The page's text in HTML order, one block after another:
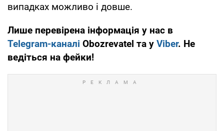
випадках можливо і довше.
Лише перевірена інформація у нас в
Telegram-каналі Obozrevatel та у Viber. Не
ведіться на фейки!